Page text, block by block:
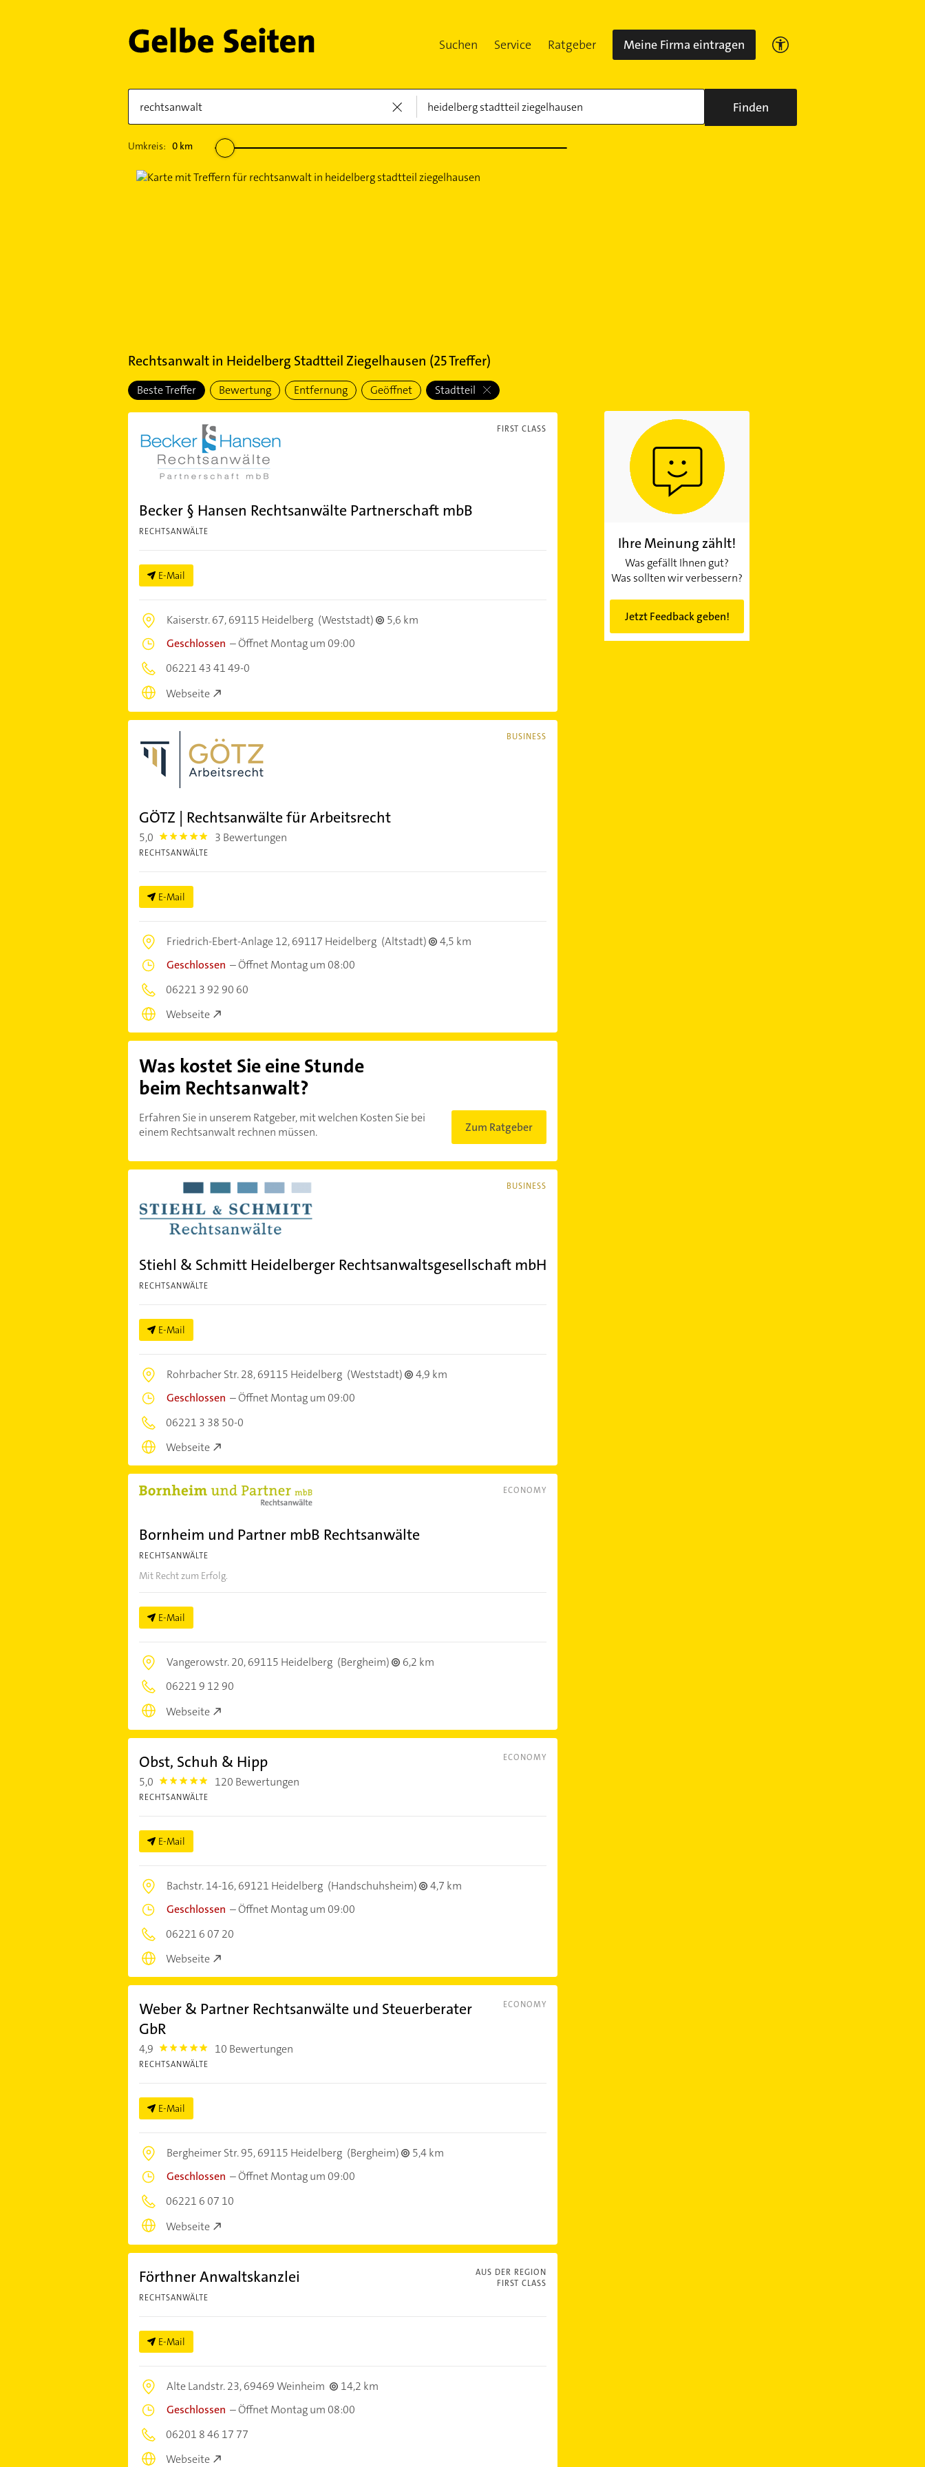
Suchen Service Ratgeber Meine Firma eintragen
Finden
Umkreis: 0km
Rechtsanwaltin Heidelberg Stadtteil Ziegelhausen (25Treffer)
Beste Treffer Bewertung Entfernung Geöffnet Stadtteil
FIRST CLASS
Becker § Hansen Rechtsanwälte Partnerschaft mbB
RECHTSANWÄLTE
E-Mail
Kaiserstr. 67,69115 Heidelberg (Weststadt)
5,6 km
Geschlossen –Öffnet Montag um 09:00
06221 43 41 49-0
Webseite
BUSINESS
GÖTZ | Rechtsanwälte für Arbeitsrecht
5,0 5.0 3 Bewertungen
RECHTSANWÄLTE
E-Mail
Friedrich-Ebert-Anlage 12,69117 Heidelberg (Altstadt)
4,5 km
Geschlossen –Öffnet Montag um 08:00
06221 3 92 90 60
Webseite
Was kostet Sie eine Stunde
beim Rechtsanwalt?
Erfahren Sie in unserem Ratgeber, mit welchen Kosten Sie bei
einem Rechtsanwalt rechnen müssen.
Zum Ratgeber
BUSINESS
Stiehl & Schmitt Heidelberger Rechtsanwaltsgesellschaft mbH
RECHTSANWÄLTE
E-Mail
Rohrbacher Str. 28,69115 Heidelberg (Weststadt)
4,9 km
Geschlossen –Öffnet Montag um 09:00
06221 3 38 50-0
Webseite
ECONOMY
Bornheim und Partner mbB Rechtsanwälte
RECHTSANWÄLTE
Mit Recht zum Erfolg.
E-Mail
Vangerowstr. 20,69115 Heidelberg (Bergheim)
6,2 km
06221 9 12 90
Webseite
ECONOMY
Obst, Schuh & Hipp
5,0 5.0 120 Bewertungen
RECHTSANWÄLTE
E-Mail
Bachstr. 14-16,69121 Heidelberg (Handschuhsheim)
4,7 km
Geschlossen –Öffnet Montag um 09:00
06221 6 07 20
Webseite
ECONOMY
Weber & Partner Rechtsanwälte und Steuerberater
GbR
4,9 4.9 10 Bewertungen
RECHTSANWÄLTE
E-Mail
Bergheimer Str. 95,69115 Heidelberg (Bergheim)
5,4 km
Geschlossen –Öffnet Montag um 09:00
06221 6 07 10
Webseite
AUS DER REGION
FIRST CLASS
Förthner Anwaltskanzlei
RECHTSANWÄLTE
E-Mail
Alte Landstr. 23,69469 Weinheim
14,2 km
Geschlossen –Öffnet Montag um 08:00
06201 8 46 17 77
Webseite
Ihre Meinung zählt!
Was gefällt Ihnen gut?
Was sollten wir verbessern?
Jetzt Feedback geben!